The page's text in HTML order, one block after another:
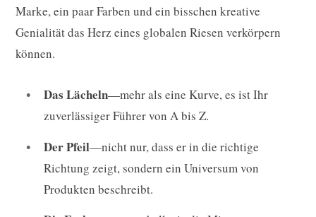
Marke, ein paar Farben und ein bisschen kreative
Genialität das Herz eines globalen Riesen verkörpern
können.
Das Lächeln—mehr als eine Kurve, es ist Ihr
zuverlässiger Führer von A bis Z.
Der Pfeil—nicht nur, dass er in die richtige
Richtung zeigt, sondern ein Universum von
Produkten beschreibt.